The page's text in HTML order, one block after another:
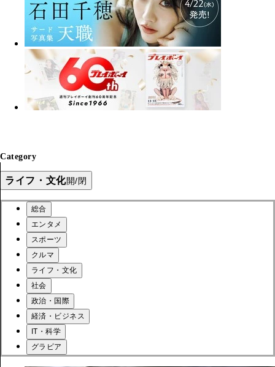
Category
ライフ・文化開/閉
総合
エンタメ
スポーツ
クルマ
ライフ・文化
社会
政治・国際
経済・ビジネス
IT・科学
グラビア